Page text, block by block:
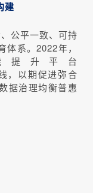
建
公平一致、可持
系。2022年，
提升平台
，以期促进弥合
据治理均衡普惠